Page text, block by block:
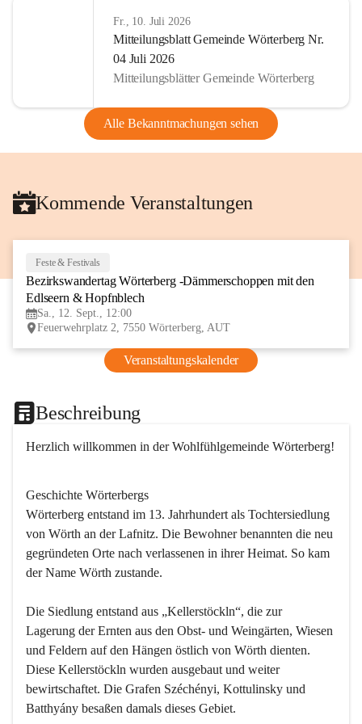
Fr., 10. Juli 2026
Mitteilungsblatt Gemeinde Wörterberg Nr.
04 Juli 2026
Mitteilungsblätter Gemeinde Wörterberg
Alle Bekanntmachungen sehen
Kommende Veranstaltungen
Feste & Festivals
Bezirkswandertag Wörterberg -Dämmerschoppen mit den
Edlseern & Hopfnblech
Sa., 12. Sept., 12:00
Feuerwehrplatz 2, 7550 Wörterberg, AUT
Veranstaltungskalender
Beschreibung
Herzlich willkommen in der Wohlfühlgemeinde Wörterberg!
Geschichte Wörterbergs
Wörterberg entstand im 13. Jahrhundert als Tochtersiedlung
von Wörth an der Lafnitz. Die Bewohner benannten die neu
gegründeten Orte nach verlassenen in ihrer Heimat. So kam
der Name Wörth zustande.
Die Siedlung entstand aus „Kellerstöckln“, die zur
Lagerung der Ernten aus den Obst- und Weingärten, Wiesen
und Feldern auf den Hängen östlich von Wörth dienten.
Diese Kellerstöckln wurden ausgebaut und weiter
bewirtschaftet. Die Grafen Széchényi, Kottulinsky und
Batthyány besaßen damals dieses Gebiet.